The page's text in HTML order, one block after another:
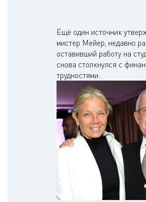
Ещё один источник
мистер Мейер, недавно
оставивший работу на
снова столкнулся с
трудностями.